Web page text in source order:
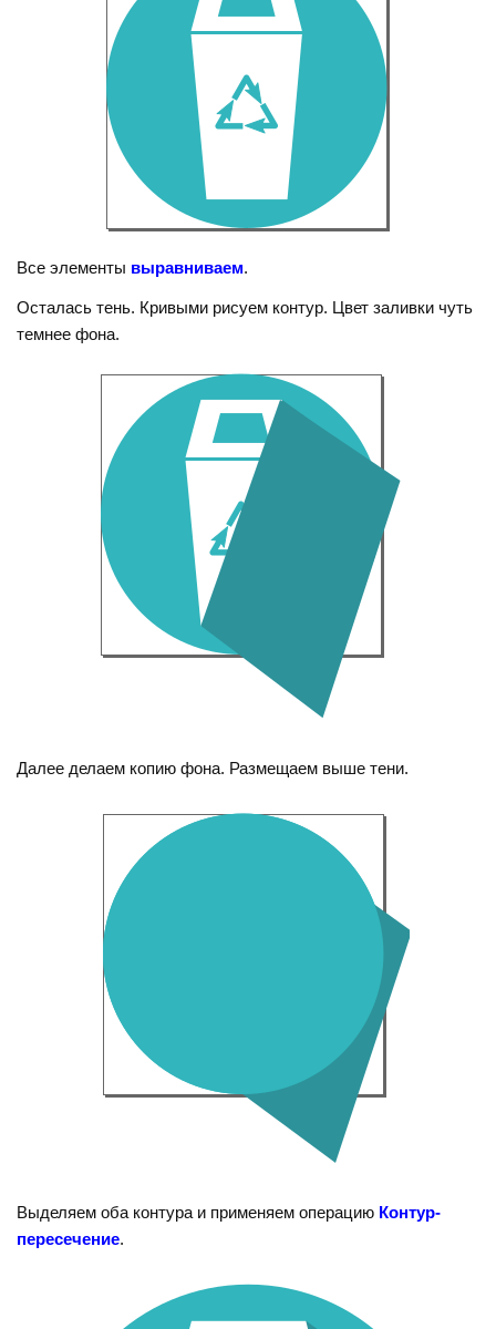
Все элементы выравниваем.
Осталась тень. Кривыми рисуем контур. Цвет заливки чуть
темнее фона.
Далее делаем копию фона. Размещаем выше тени.
Выделяем оба контура и применяем операцию Контур-
пересечение.